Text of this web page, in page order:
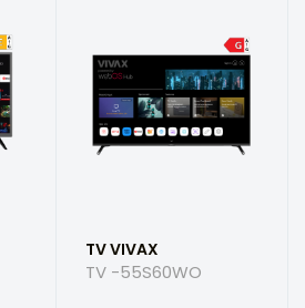
TV VIVAX
TV -55S60WO